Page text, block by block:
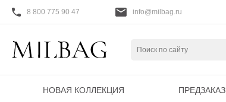
8 800 775 90 47 info@milbag.ru
НОВАЯ КОЛЛЕКЦИЯ ПРЕДЗАКАЗ